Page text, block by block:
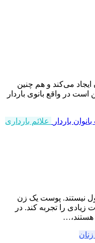
می‌کند و هم چنین
واقع بانوی باردار
علائم بارداری
پوست یک زن
را تجربه کند. در